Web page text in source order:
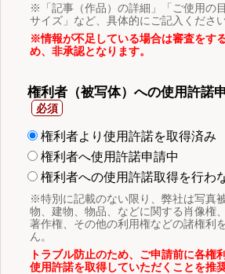
※「記事（作品）の詳細」「ご使用の
サイズ」など、具体的にご記入ください
※情報が不足している場合は審査をす
め、非承認となります。
権利者（被写体）への使用許諾
権利者より使用許諾を取得済み
権利者へ使用許諾申請中
権利者への使用許諾取得を行わ
※特別に記載のない限り、弊社は写真
物、建物、物品、などに関する肖像権
著作権、その他の利用権などの諸権利
ん。
トラブル防止のため、ご申請前に各権
使用許諾を取得していただくことを推